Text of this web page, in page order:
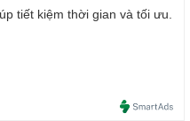
tiết kiệm thời gian và tối ưu.